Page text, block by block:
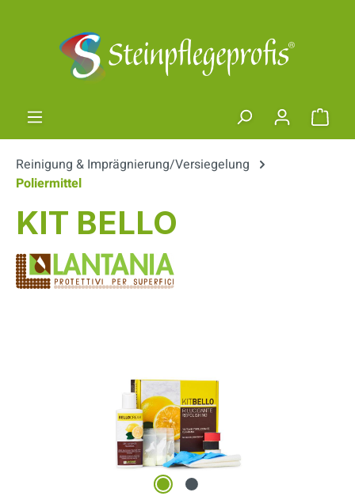
Reinigung & Imprägnierung/Versiegelung
Poliermittel
KIT BELLO